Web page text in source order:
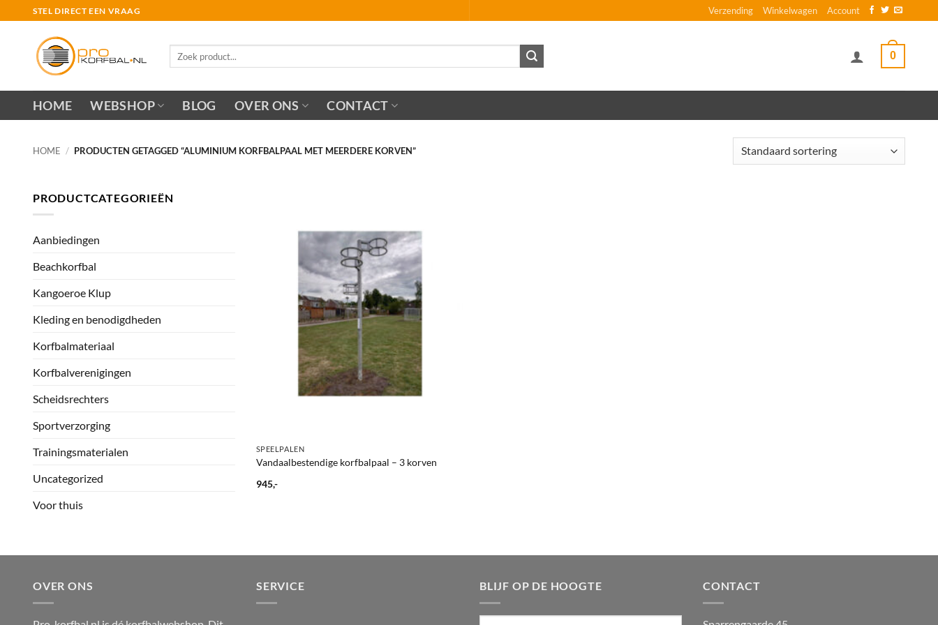
naar
STEL DIRECT EEN VRAAG Verzending Winkelwagen Account
0
HOME WEBSHOP BLOG OVER ONS CONTACT
HOME / PRODUCTEN GETAGGED “ALUMINIUM KORFBALPAAL MET MEERDERE KORVEN”
PRODUCTCATEGORIEËN
Aanbiedingen
Beachkorfbal
Kangoeroe Klup
Kleding en benodigdheden
Korfbalmateriaal
Korfbalverenigingen
Scheidsrechters
Sportverzorging
Trainingsmaterialen
Uncategorized
Voor thuis
SPEELPALEN
Vandaalbestendige korfbalpaal – 3 korven
945,-
OVER ONS SERVICE BLIJF OP DE HOOGTE CONTACT